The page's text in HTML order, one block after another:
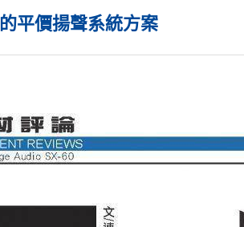
的平價揚聲系統方案